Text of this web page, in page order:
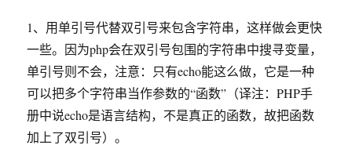
新
用
户
和
数
据
库
1、用单引号代替双引号来包含字符串，这样做会更快
一些。因为php会在双引号包围的字符串中搜寻变量，
单引号则不会，注意：只有echo能这么做，它是一种
可以把多个字符串当作参数的“函数”（译注：PHP手
册中说echo是语言结构，不是真正的函数，故把函数
加上了双引号）。